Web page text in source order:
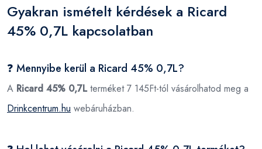
Gyakran ismételt kérdések a Ricard
45% 0,7L kapcsolatban
❓ Mennyibe kerül a Ricard 45% 0,7L?
A Ricard 45% 0,7Lterméket 7 145Ft-tól vásárolhatod meg a
Drinkcentrum.hu webáruházban.